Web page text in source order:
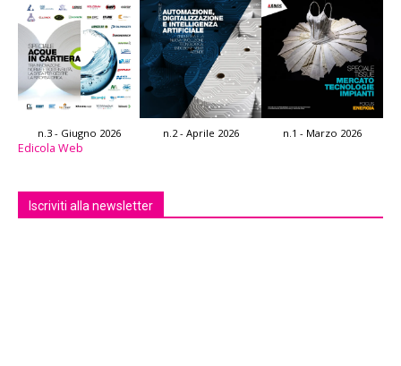
n.3 - Giugno 2026 n.2 - Aprile 2026 n.1 - Marzo 2026
Edicola Web
Iscriviti alla newsletter